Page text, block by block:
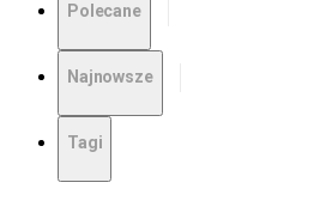
Polecane
Najnowsze
Tagi